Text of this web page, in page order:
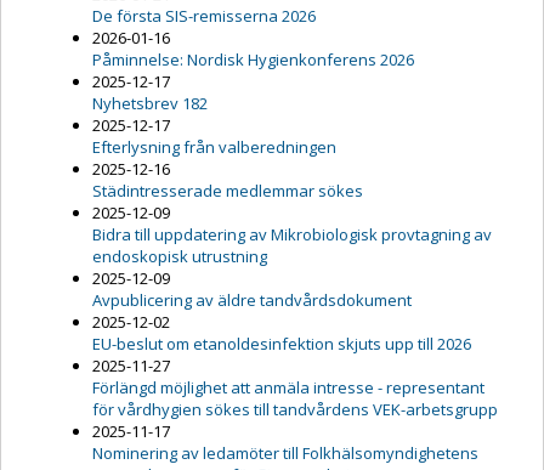
De första SIS-remisserna 2026
2026-01-16
Påminnelse: Nordisk Hygienkonferens 2026
2025-12-17
Nyhetsbrev 182
2025-12-17
Efterlysning från valberedningen
2025-12-16
Städintresserade medlemmar sökes
2025-12-09
Bidra till uppdatering av Mikrobiologisk provtagning av
endoskopisk utrustning
2025-12-09
Avpublicering av äldre tandvårdsdokument
2025-12-02
EU-beslut om etanoldesinfektion skjuts upp till 2026
2025-11-27
Förlängd möjlighet att anmäla intresse - representant
för vårdhygien sökes till tandvårdens VEK-arbetsgrupp
2025-11-17
Nominering av ledamöter till Folkhälsomyndighetens